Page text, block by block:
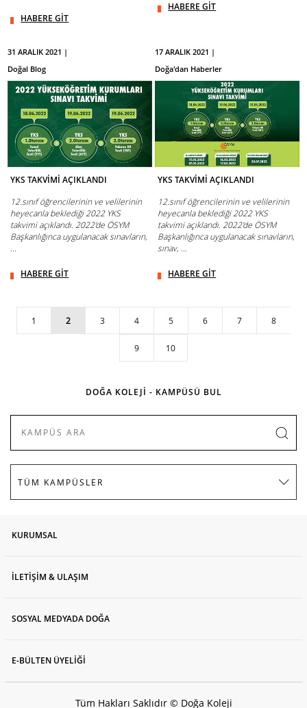
HABERE GİT
HABERE GİT
31 ARALIK 2021 |
Doğal Blog
YKS TAKVİMİ AÇIKLANDI
12.sınıf öğrencilerinin ve velilerinin
heyecanla beklediği 2022 YKS
takvimi açıklandı. 2022'de ÖSYM
Başkanlığınca uygulanacak sınavların,
...
HABERE GİT
17 ARALIK 2021 |
Doğa'dan Haberler
YKS TAKVİMİ AÇIKLANDI
12.sınıf öğrencilerinin ve velilerinin
heyecanla beklediği 2022 YKS
takvimi açıklandı. 2022'de ÖSYM
Başkanlığınca uygulanacak sınavların,
sınav, ...
HABERE GİT
1 2 3 4 5 6 7 8
9 10
DOĞA KOLEJİ - KAMPÜSÜ BUL
KURUMSAL
İLETİŞİM & ULAŞIM
SOSYAL MEDYADA DOĞA
E-BÜLTEN ÜYELİĞİ
Tüm Hakları Saklıdır © Doğa Koleji